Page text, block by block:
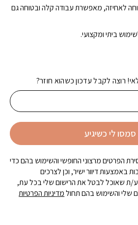
לאחיזה, מאפשרת עבודה קלה ובטוחה גם
ביתי ומקצועי.
רוצה לקבל עדכון כשהוא חוזר?
סמסו לי כשיגיע
הפרטים מרצוני החופשי והשימוש בהם כדי
באמצעות דיוור ישיר, וכן לצרכים
ת שאוכל לבטל את הרישום שלי בכל עת,
שלי והשימוש בהם תחולמדיניות הפרטיות